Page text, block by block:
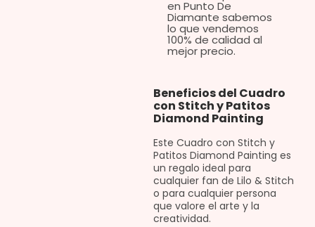
en Punto De
Diamante sabemos
lo que vendemos
100% de calidad al
mejor precio.
Beneficios del Cuadro
con Stitch y Patitos
Diamond Painting
Este Cuadro con Stitch y
Patitos Diamond Painting es
un regalo ideal para
cualquier fan de Lilo & Stitch
o para cualquier persona
que valore el arte y la
creatividad.